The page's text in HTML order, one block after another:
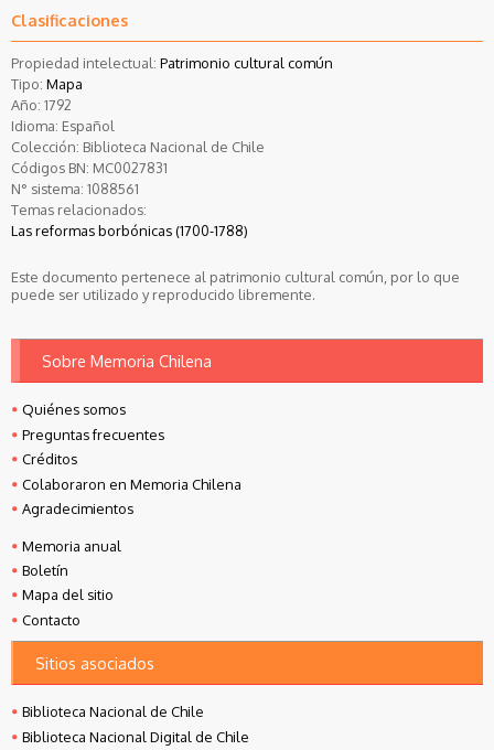
Clasificaciones
Propiedad intelectual: Patrimonio cultural común
Tipo: Mapa
Año: 1792
Idioma: Español
Colección: Biblioteca Nacional de Chile
Códigos BN: MC0027831
N° sistema: 1088561
Temas relacionados:
Las reformas borbónicas (1700-1788)
Este documento pertenece al patrimonio cultural común, por lo que
puede ser utilizado y reproducido libremente.
Sobre Memoria Chilena
Quiénes somos
Preguntas frecuentes
Créditos
Colaboraron en Memoria Chilena
Agradecimientos
Memoria anual
Boletín
Mapa del sitio
Contacto
Sitios asociados
Biblioteca Nacional de Chile
Biblioteca Nacional Digital de Chile